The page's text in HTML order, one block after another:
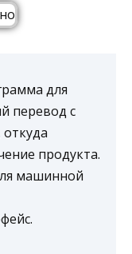
для
перевод с
откуда
продукта.
машинной